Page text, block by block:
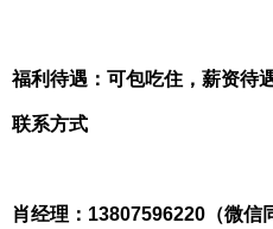
福利待遇：可包吃住，薪资待
联系方式
肖经理：13807596220（微信